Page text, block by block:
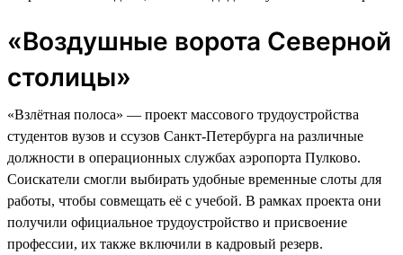
«Воздушные ворота Северной
столицы»
«Взлётная полоса» — проект массового трудоустройства
студентов вузов и ссузов Санкт-Петербурга на различные
должности в операционных службах аэропорта Пулково.
Соискатели смогли выбирать удобные временные слоты для
работы, чтобы совмещать её с учебой. В рамках проекта они
получили официальное трудоустройство и присвоение
профессии, их также включили в кадровый резерв.